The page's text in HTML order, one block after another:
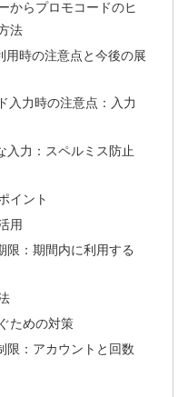
からプロモコードのヒ
法
時の注意点と今後の展
入力時の注意点：入力
入力：スペルミス防止
イント
用
限：期間内に利用する
ための対策
限：アカウントと回数